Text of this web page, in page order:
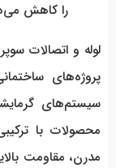
را کاهش
لوله و اتصالات
پروژه‌های
سیستم‌های
محصولات با
مدرن، مقاومت